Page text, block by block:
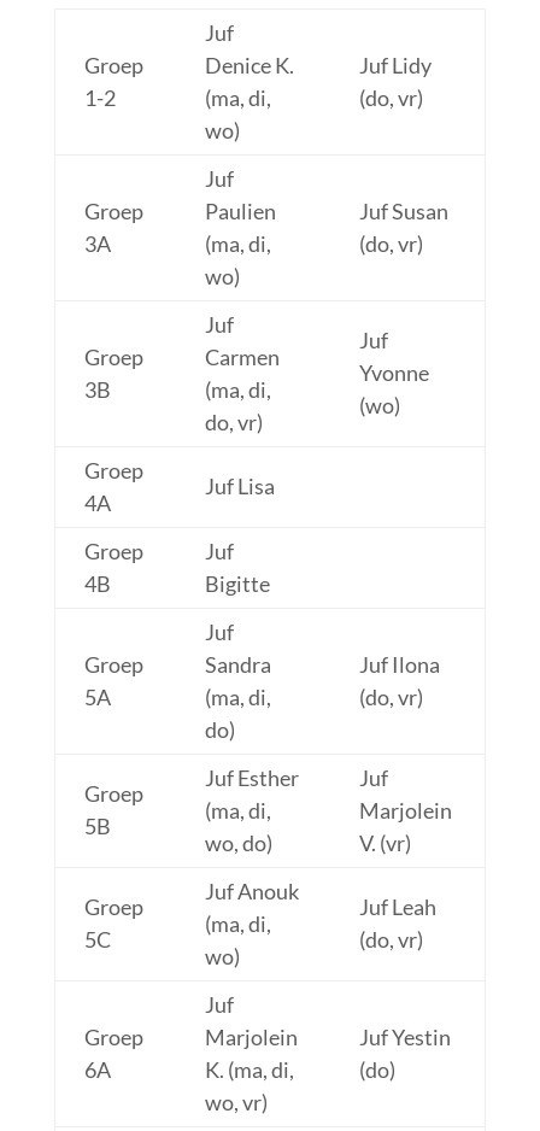
Groep
1-2
Juf
Denice K.
(ma, di,
wo)
Juf Lidy
(do, vr)
Groep
3A
Juf
Paulien
(ma, di,
wo)
Juf Susan
(do, vr)
Groep
3B
Juf
Carmen
(ma, di,
do, vr)
Juf
Yvonne
(wo)
Groep
4A
Juf Lisa
Groep
4B
Juf
Bigitte
Groep
5A
Juf
Sandra
(ma, di,
do)
Juf Ilona
(do, vr)
Groep
5B
Juf Esther
(ma, di,
wo, do)
Juf
Marjolein
V. (vr)
Groep
5C
Juf Anouk
(ma, di,
wo)
Juf Leah
(do, vr)
Groep
6A
Juf
Marjolein
K. (ma, di,
wo, vr)
Juf Yestin
(do)